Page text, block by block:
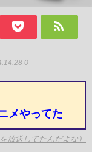
0
メやってた
放送してたんだよな）